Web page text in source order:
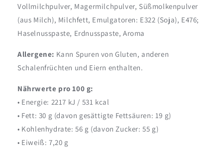
Vollmilchpulver, Magermilchpulver, Süßmolkenpulver
(aus Milch), Milchfett, Emulgatoren: E322 (Soja), E476;
Haselnusspaste, Erdnusspaste, Aroma
Allergene: Kann Spuren von Gluten, anderen
Schalenfrüchten und Eiern enthalten.
Nährwerte pro 100 g:
• Energie: 2217 kJ / 531 kcal
• Fett: 30 g (davon gesättigte Fettsäuren: 19 g)
• Kohlenhydrate: 56 g (davon Zucker: 55 g)
• Eiweiß: 7,20 g